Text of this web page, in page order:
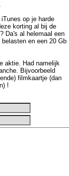
.
op je harde
korting al bij de
Da's al helemaal een
en een 20 Gb
aktie. Had namelijk
Bijvoorbeeld
filmkaartje (dan
!